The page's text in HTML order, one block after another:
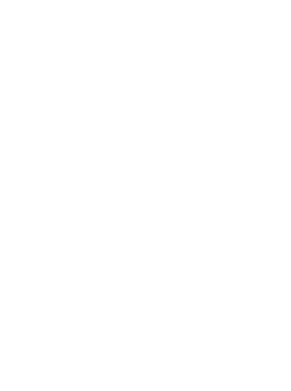
habitant dans cinq villes
l'action bénéfique d'une
Bordeaux, sur le lien entre l'eau
ces résultats doivent être
sont des études préliminaires